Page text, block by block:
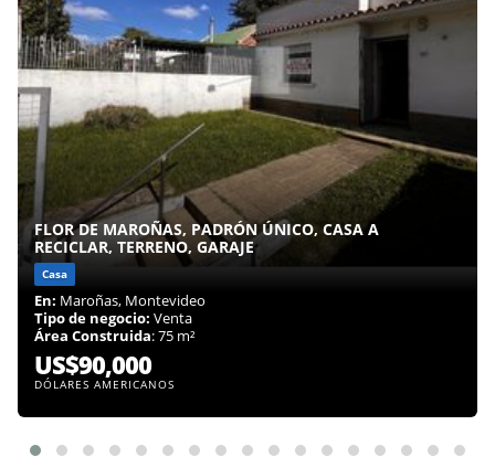
FLOR DE MAROÑAS, PADRÓN ÚNICO, CASA A
RECICLAR, TERRENO, GARAJE
Casa
En: Maroñas, Montevideo
Tipo de negocio: Venta
Área Construida: 75 m²
US$90,000
DÓLARES AMERICANOS